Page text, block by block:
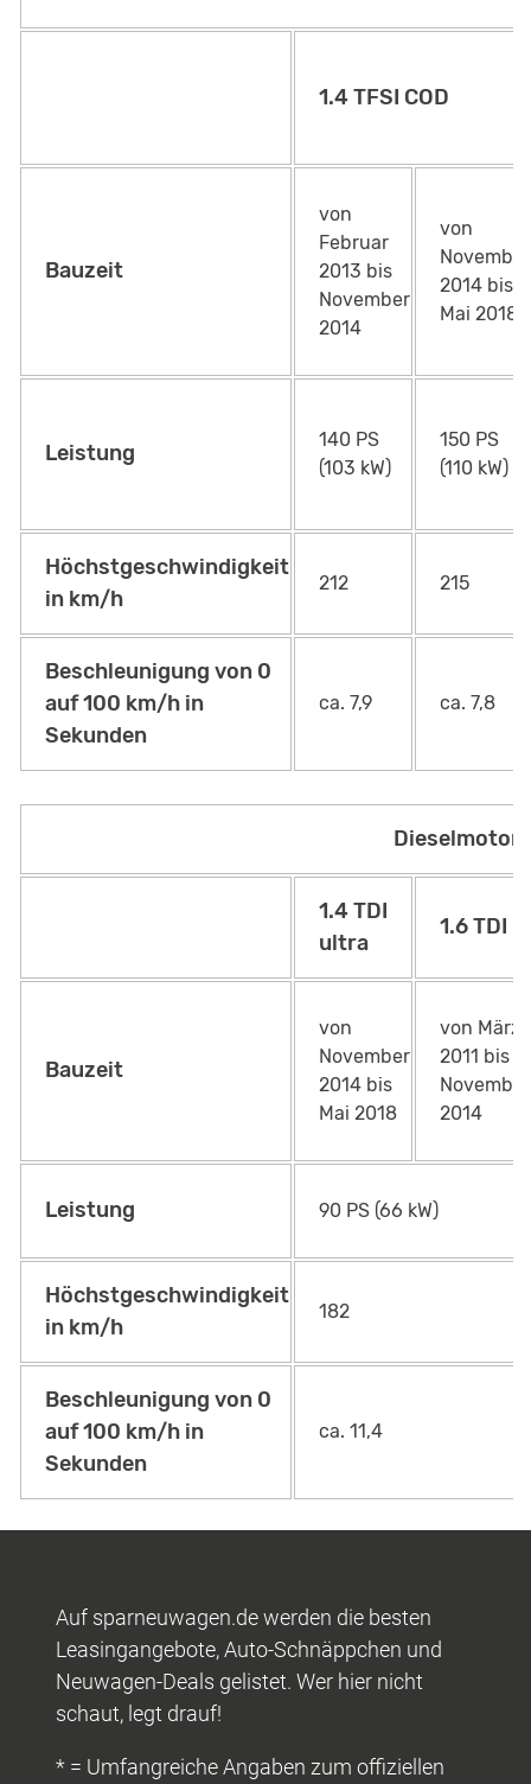
1.4 TFSI COD
Bauzeit
von
Februar
2013 bis
November
2014
von
November
2014 bis
Mai 2018
Leistung
140 PS
(103 kW)
150 PS
(110 kW)
Höchstgeschwindigkeit
in km/h
212 215
Beschleunigung von 0
auf 100 km/h in
Sekunden
ca. 7,9 ca. 7,8
1.4 TDI
ultra
1.6 TDI
Bauzeit
von
November
2014 bis
Mai 2018
von März
2011 bis
November
2014
Leistung 90 PS (66 kW)
Höchstgeschwindigkeit
in km/h
182
Beschleunigung von 0
auf 100 km/h in
Sekunden
ca. 11,4
Auf sparneuwagen.de werden die besten
Leasingangebote, Auto-Schnäppchen und
Neuwagen-Deals gelistet. Wer hier nicht
schaut, legt drauf!
* = Umfangreiche Angaben zum offiziellen